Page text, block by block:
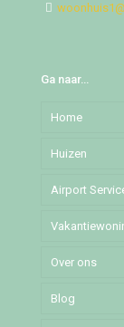
Ga naar…
Home
Huizen
Airport
Over ons
Blog